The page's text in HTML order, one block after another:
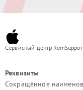
Сервисный центр
Реквизиты
Сокращённое